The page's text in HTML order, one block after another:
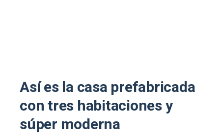
Así es la casa prefabricada
con tres habitaciones y
súper moderna